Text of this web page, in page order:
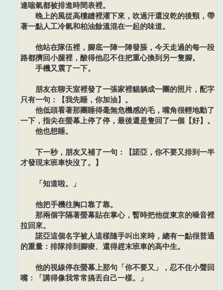
連喘氣都被排進時間表裡。
晚上的風從高樓縫裡灌下來，吹過汗還沒乾的後頸，帶
著一點人工冷氣和柏油餘溫混在一起的味道。
他站在隊伍裡，腳底一陣一陣發脹，今天走過的每一段
路都擠回小腿裡，酸得他忍不住把重心換到另一隻腳。
手機又震了一下。
朋友在聊天室裡發了一張家裡貓躺成一團的照片，配字
只有一句：【我先睡，你加油】。
他低頭看著那團睡得毫無危機感的毛，嘴角很輕地動了
一下，指尖在螢幕上停了停，最後還是隻回了一個【好】。
他也想睡。
下一秒，朋友又補了一句：【諾亞，你不要又排到一半
才發現末班車快沒了。】
「知道啦。」
他把手機往胸口靠了靠。
那兩個字隔著螢幕貼在掌心，暫時把他從東京的噪音裡
拉回來。
諾亞這個名字被人這樣隨手叫出來時，總有一點很普通
的重量：排隊排到腳痠、還得趕末班車的高中生。
他的視線停在螢幕上那句「你不要又」，忍不住小聲回
嘴：「講得像我常常搞丟自己一樣。」